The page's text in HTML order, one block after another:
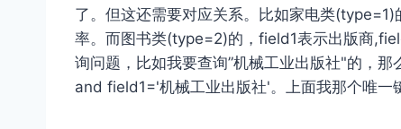
了。但这还需要对应关系。比如家电类
率。而图书类(type=2)的，field1表示出版商
询问题，比如我要查询”机械工业出版社"的，
and field1='机械工业出版社'。上面我那个唯一